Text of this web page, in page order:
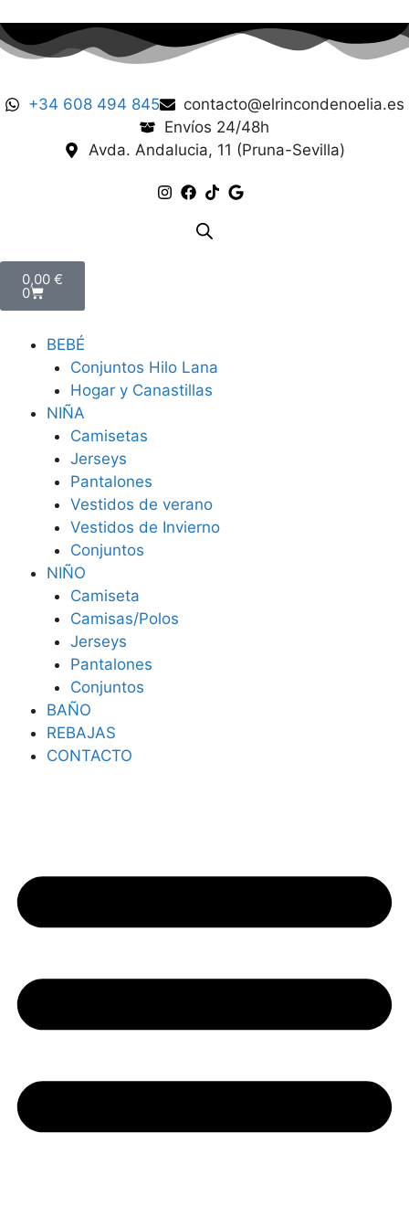
+34 608 494 845
contacto@elrincondenoelia.es
Envíos 24/48h
Avda. Andalucia, 11 (Pruna-Sevilla)
0,00 €
0
BEBÉ
Conjuntos Hilo Lana
Hogar y Canastillas
NIÑA
Camisetas
Jerseys
Pantalones
Vestidos de verano
Vestidos de Invierno
Conjuntos
NIÑO
Camiseta
Camisas/Polos
Jerseys
Pantalones
Conjuntos
BAÑO
REBAJAS
CONTACTO